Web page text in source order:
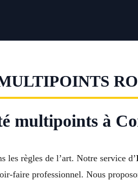
multipoints à
les règles de l’art. Notre service d’
faire professionnel. Nous